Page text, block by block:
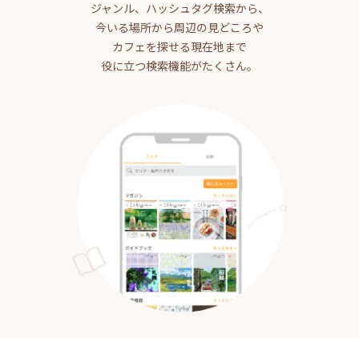
ジャンル、ハッシュタグ検索から、
今いる場所から周辺の見どころや
カフェを探せる現在地まで
役に立つ検索機能がたくさん。